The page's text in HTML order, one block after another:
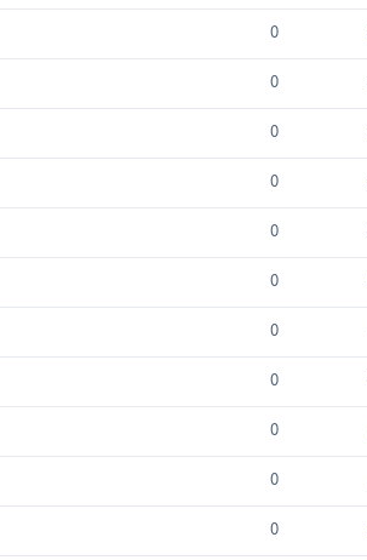
0
0
0
0
0
0
0
0
0
0
0